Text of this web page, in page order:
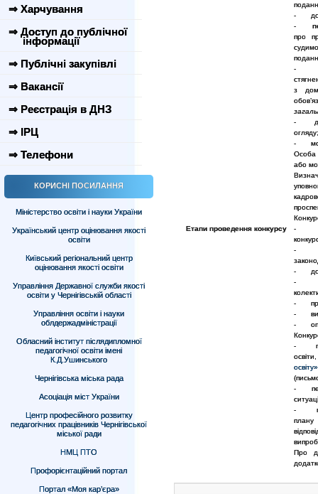
⇒ Харчування
⇒ Доступ до публічної
інформації
⇒ Публічні закупівлі
⇒ Вакансії
⇒ Реєстрація в ДНЗ
⇒ ІРЦ
⇒ Телефони
КОРИСНІ ПОСИЛАННЯ
Міністерство освіти і науки України
Український центр оцінювання якості
освіти
Київський регіональний центр
оцінювання якості освіти
Управління Державної служби якості
освіти у Чернігівській області
Управління освіти і науки
облдержадміністрації
Обласний інститут післядипломної
педагогічної освіти імені
К.Д.Ушинського
Чернігівська міська рада
Асоціація міст України
Центр професійного розвитку
педагогічних працівників Чернігівської
міської ради
НМЦ ПТО
Профорієнтаційний портал
Портал «Моя кар’єра»
-
-
про
-
з
-
огляду;
-
Особа
або
Етапи проведення конкурсу
-
-
-
-
-
-
-
-
освіту»
-
-
плану
Про